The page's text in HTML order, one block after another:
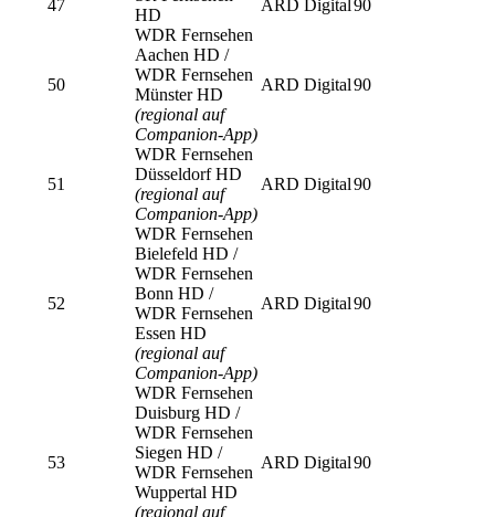
47
HD
ARD Digital90
50
WDR Fernsehen
Aachen HD /
WDR Fernsehen
Münster HD
(regional auf
Companion-App)
ARD Digital90
51
WDR Fernsehen
Düsseldorf HD
(regional auf
Companion-App)
ARD Digital90
52
WDR Fernsehen
Bielefeld HD /
WDR Fernsehen
Bonn HD /
WDR Fernsehen
Essen HD
(regional auf
Companion-App)
ARD Digital90
53
WDR Fernsehen
Duisburg HD /
WDR Fernsehen
Siegen HD /
WDR Fernsehen
Wuppertal HD
(regional auf
ARD Digital90